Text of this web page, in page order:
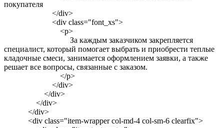
покупателя
</div>
<div class="font_xs">
<p>
За каждым заказчиком закрепляется
специалист, который помогает выбрать и приобрести теплые
кладочные смеси, занимается оформлением заявки, а также
решает все вопросы, связанные с заказом.
</p>
</div>
</div>
</div>
</div>
<div class="item-wrapper col-md-4 col-sm-6 clearfix">